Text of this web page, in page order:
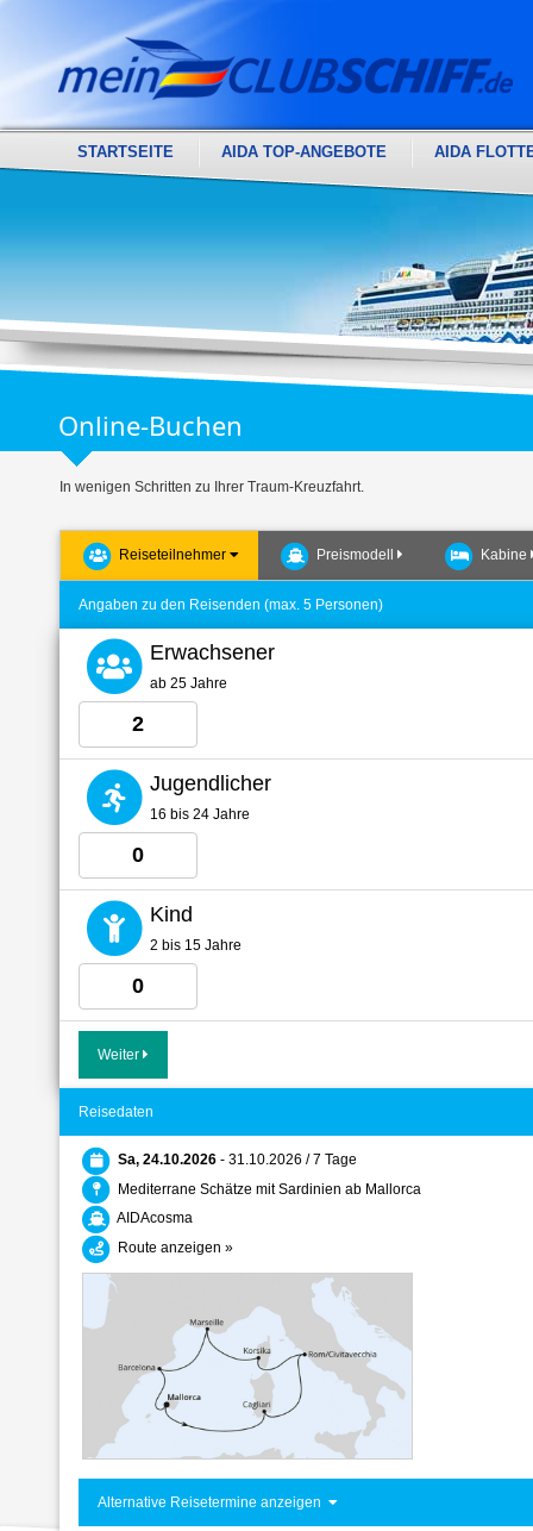
STARTSEITE AIDA TOP-ANGEBOTE AIDA
Online-Buchen
In wenigen Schritten zu Ihrer Traum-Kreuzfahrt.
Reiseteilnehmer Preismodell Kabine
Angaben zu den Reisenden (max. 5 Personen)
Erwachsener
ab 25 Jahre
Jugendlicher
16 bis 24 Jahre
Kind
2 bis 15 Jahre
Weiter
Reisedaten
Sa, 24.10.2026 - 31.10.2026 / 7 Tage
Mediterrane Schätze mit Sardinien ab Mallorca
AIDAcosma
Route anzeigen »
Alternative Reisetermine anzeigen